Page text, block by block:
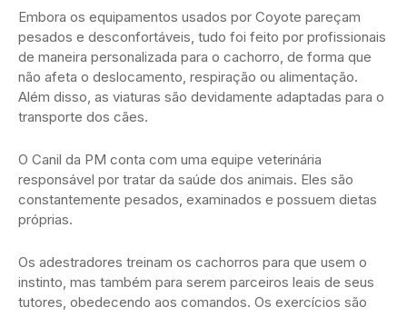
Embora os equipamentos usados por Coyote pareçam
pesados e desconfortáveis, tudo foi feito por profissionais
de maneira personalizada para o cachorro, de forma que
não afeta o deslocamento, respiração ou alimentação.
Além disso, as viaturas são devidamente adaptadas para o
transporte dos cães.
O Canil da PM conta com uma equipe veterinária
responsável por tratar da saúde dos animais. Eles são
constantemente pesados, examinados e possuem dietas
próprias.
Os adestradores treinam os cachorros para que usem o
instinto, mas também para serem parceiros leais de seus
tutores, obedecendo aos comandos. Os exercícios são